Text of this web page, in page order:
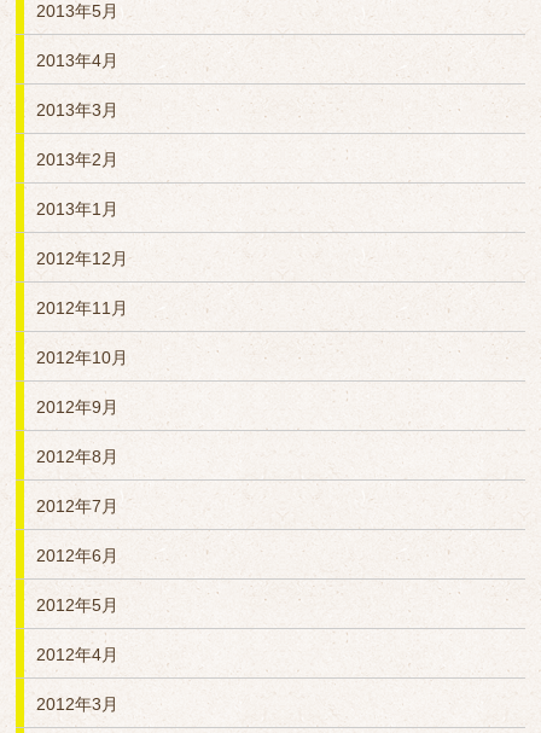
2013年5月
2013年4月
2013年3月
2013年2月
2013年1月
2012年12月
2012年11月
2012年10月
2012年9月
2012年8月
2012年7月
2012年6月
2012年5月
2012年4月
2012年3月